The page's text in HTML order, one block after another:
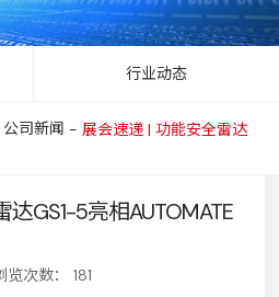
华
达
与
服
资
讯
责
任
纳
士
我
们
行业动态
公司新闻 - 展会速递 | 功能安全雷达
GS1-5亮相AUTOMATE
览次数： 181